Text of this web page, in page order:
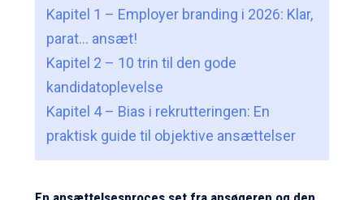
Kapitel 1 – Employer branding i 2026: Klar,
parat… ansæt!
Kapitel 2 – 10 trin til den gode
kandidatoplevelse
Kapitel 4 – Bias i rekrutteringen: En
praktisk guide til objektive ansættelser